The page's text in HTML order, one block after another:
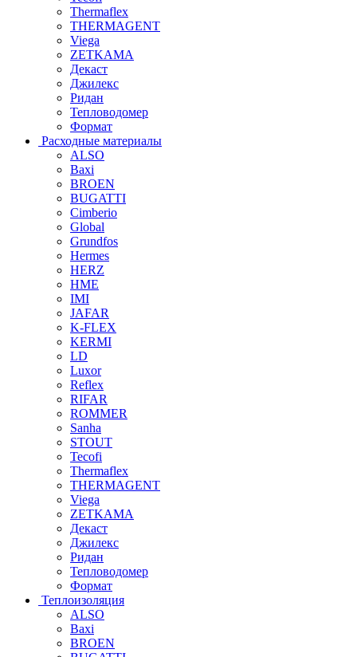
Thermaflex
THERMAGENT
Viega
ZETKAMA
Декаст
Джилекс
Ридан
Тепловодомер
Формат
Расходные материалы
ALSO
Baxi
BROEN
BUGATTI
Cimberio
Global
Grundfos
Hermes
HERZ
HME
IMI
JAFAR
K-FLEX
KERMI
LD
Luxor
Reflex
RIFAR
ROMMER
Sanha
STOUT
Tecofi
Thermaflex
THERMAGENT
Viega
ZETKAMA
Декаст
Джилекс
Ридан
Тепловодомер
Формат
Теплоизоляция
ALSO
Baxi
BROEN